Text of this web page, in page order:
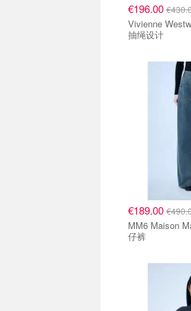
€196.00
Vivienne Westwood
抽绳设计
€189.00
MM6 Maison Margiela
仔裤